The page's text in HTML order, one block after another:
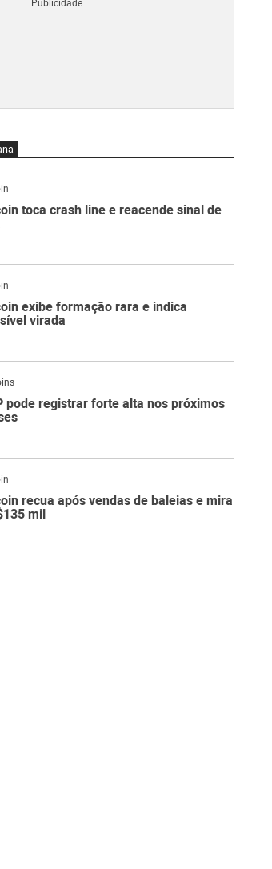
toca crash line e reacende sinal de
exibe formação rara e indica
virada
pode registrar forte alta nos próximos
recua após vendas de baleias e mira
mil